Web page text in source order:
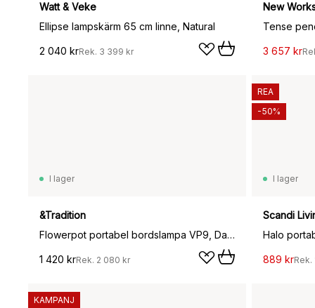
Watt & Veke
Ellipse lampskärm 65 cm linne, Natural
2 040 krRek. 3 399 kr
New
Tense
3 657 kr
I lager
&Tradition
Flowerpot portabel bordslampa VP9, Dark plum
1 420 krRek. 2 080 kr
I lager
Scandi
Halo
889 krRek.
REA
-50%
KAMPANJ